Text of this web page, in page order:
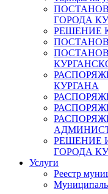
ГОРОДА
РЕШЕНИЕ
КУРГАНА
РЕШЕНИЕ
ГОРОДА
Услуги
Реестр